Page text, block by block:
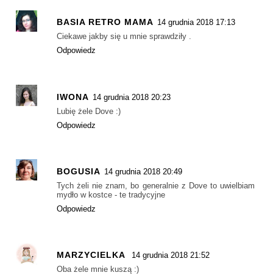
BASIA RETRO MAMA 14 grudnia 2018 17:13
Ciekawe jakby się u mnie sprawdziły .
Odpowiedz
IWONA 14 grudnia 2018 20:23
Lubię żele Dove :)
Odpowiedz
BOGUSIA 14 grudnia 2018 20:49
Tych żeli nie znam, bo generalnie z Dove to uwielbiam
mydło w kostce - te tradycyjne
Odpowiedz
MARZYCIELKA
14 grudnia 2018 21:52
Oba żele mnie kuszą :)